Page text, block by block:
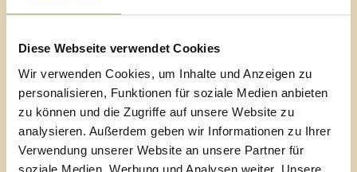
Diese Webseite verwendet Cookies
Wir verwenden Cookies, um Inhalte und Anzeigen zu
personalisieren, Funktionen für soziale Medien anbieten
zu können und die Zugriffe auf unsere Website zu
analysieren. Außerdem geben wir Informationen zu Ihrer
Verwendung unserer Website an unsere Partner für
soziale Medien, Werbung und Analysen weiter. Unsere
Straße können in dieser Zeit nicht angefahren werden.
Die Fahrgäste werden gebeten auf folgende
Haltestellen auszuweichen:
Für Haltestelle Kübla: Ersatzhaltestelle Kreuzung
Kübla/Letzestraße
Für Haltestellen Maria Ebene und Fellengattner Straße:
Haltestelle Amerdonastraße